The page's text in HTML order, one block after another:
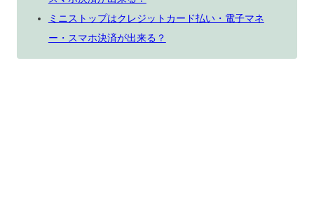
ミニストップはクレジットカード払い・電子マネ
ー・スマホ決済が出来る？